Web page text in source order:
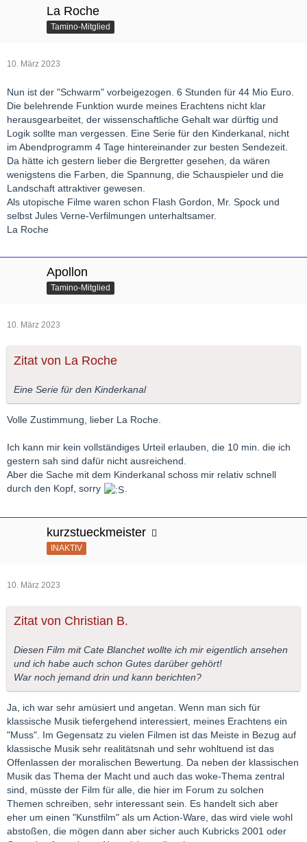
La Roche
Tamino-Mitglied
10. März 2023
Nun ist der "Schwarm" vorbeigezogen. 6 Stunden für 44 Mio Euro.
Die belehrende Funktion wurde meines Erachtens nicht klar
herausgearbeitet, der wissenschaftliche Gehalt war dürftig und
Logik sollte man vergessen. Eine Serie für den Kinderkanal, nicht
im Abendprogramm 4 Tage hintereinander zur besten Sendezeit.
Da hätte ich gestern lieber die Bergretter gesehen, da wären
wenigstens die Farben, die Spannung, die Schauspieler und die
Landschaft attraktiver gewesen.
Als utopische Filme waren schon Flash Gordon, Mr. Spock und
selbst Jules Verne-Verfilmungen unterhaltsamer.
La Roche
Apollon
Tamino-Mitglied
10. März 2023
Zitat von La Roche
Eine Serie für den Kinderkanal
Volle Zustimmung, lieber La Roche.
Ich kann mir kein vollständiges Urteil erlauben, die 10 min. die ich
gestern sah sind dafür nicht ausreichend.
Aber die Sache mit dem Kinderkanal schoss mir relativ schnell
durch den Kopf, sorry
.
kurzstueckmeister
INAKTIV
10. März 2023
Zitat von Christian B.
Diesen Film mit Cate Blanchet wollte ich mir eigentlich ansehen
und ich habe auch schon Gutes darüber gehört!
War noch jemand drin und kann berichten?
Ja, ich war sehr amüsiert und angetan. Wenn man sich für
klassische Musik tiefergehend interessiert, meines Erachtens ein
"Muss". Im Gegensatz zu vielen Filmen ist das Meiste in Bezug auf
klassische Musik sehr realitätsnah und sehr wohltuend ist das
Offenlassen der moralischen Bewertung. Da neben der klassischen
Musik das Thema der Macht und auch das woke-Thema zentral
sind, müsste der Film für alle, die hier im Forum zu solchen
Themen schreiben, sehr interessant sein. Es handelt sich aber
eher um einen "Kunstfilm" als um Action-Ware, das wird viele wohl
abstoßen, die mögen dann aber sicher auch Kubricks 2001 oder